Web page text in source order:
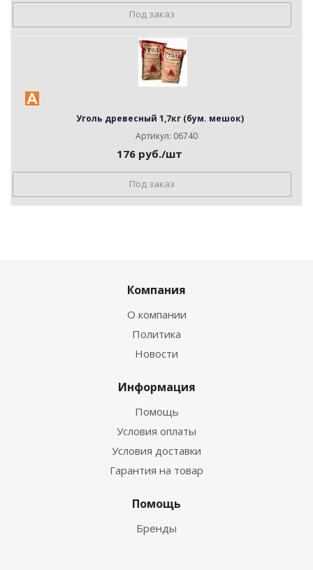
Под заказ
Уголь древесный 1,7кг (бум. мешок)
Артикул: 06740
176 руб./шт
Под заказ
Компания
О компании
Политика
Новости
Информация
Помощь
Условия оплаты
Условия доставки
Гарантия на товар
Помощь
Бренды